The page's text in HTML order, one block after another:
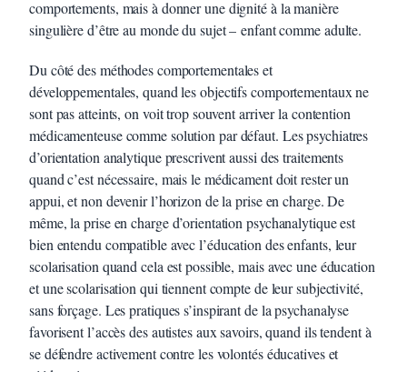
comportements, mais à donner une dignité à la manière
singulière d’être au monde du sujet – enfant comme adulte.
Du côté des méthodes comportementales et
développementales, quand les objectifs comportementaux ne
sont pas atteints, on voit trop souvent arriver la contention
médicamenteuse comme solution par défaut. Les psychiatres
d’orientation analytique prescrivent aussi des traitements
quand c’est nécessaire, mais le médicament doit rester un
appui, et non devenir l’horizon de la prise en charge. De
même, la prise en charge d’orientation psychanalytique est
bien entendu compatible avec l’éducation des enfants, leur
scolarisation quand cela est possible, mais avec une éducation
et une scolarisation qui tiennent compte de leur subjectivité,
sans forçage. Les pratiques s’inspirant de la psychanalyse
favorisent l’accès des autistes aux savoirs, quand ils tendent à
se défendre activement contre les volontés éducatives et